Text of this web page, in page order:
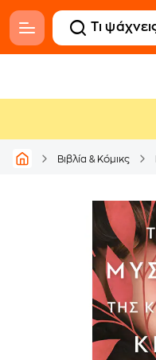
Βιβλία & Κόμικς